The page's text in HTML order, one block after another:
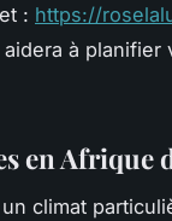
: https://
aidera à
en Afrique
climat